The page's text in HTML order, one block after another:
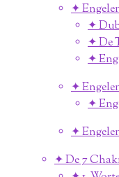
✦
✦
✦ De
✦
✦
✦
✦
✦ De 7